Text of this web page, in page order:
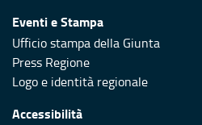
Eventi e Stampa
Ufficio stampa della Giunta
Press Regione
Logo e identità regionale
Accessibilità